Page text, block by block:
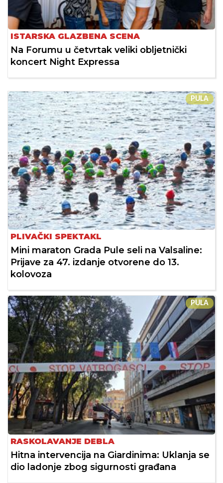
ISTARSKA GLAZBENA SCENA
Na Forumu u četvrtak veliki obljetnički
koncert Night Expressa
PULA
PLIVAČKI SPEKTAKL
Mini maraton Grada Pule seli na Valsaline:
Prijave za 47. izdanje otvorene do 13.
kolovoza
PULA
RASKOLAVANJE DEBLA
Hitna intervencija na Giardinima: Uklanja se
dio ladonje zbog sigurnosti građana